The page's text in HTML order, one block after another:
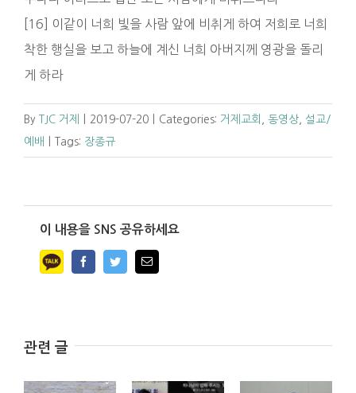
[16] 이같이 너희 빛을 사람 앞에 비취게 하여 저희로 너희
착한 행실을 보고 하늘에 계신 너희 아버지께 영광을 돌리
게 하라
By TJC 거제 2019-07-20 Categories: 거제교회 동영상
설교/
예배
Tags: 장종규
이 내용을 SNS 공유하세요
FacebookTwitterEmail
관련 글